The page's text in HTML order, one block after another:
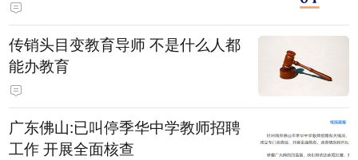
传销头目变教育导师 不是什么人都
能办教育
广东佛山:已叫停季华中学教师招聘
工作 开展全面核查